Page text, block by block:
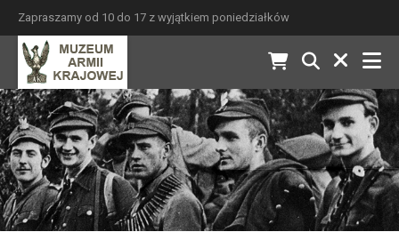
Zapraszamy od 10 do 17 z wyjątkiem poniedziałków